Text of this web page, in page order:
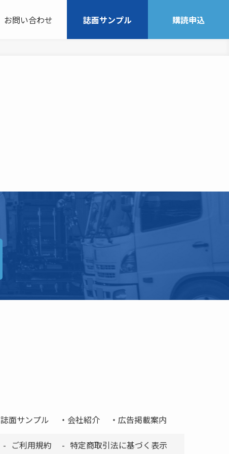
お問い合わせ 誌面サンプル 購読申込
誌面サンプル 会社紹介
広告掲載案内
ご利用規約
特定商取引法に基づく表示